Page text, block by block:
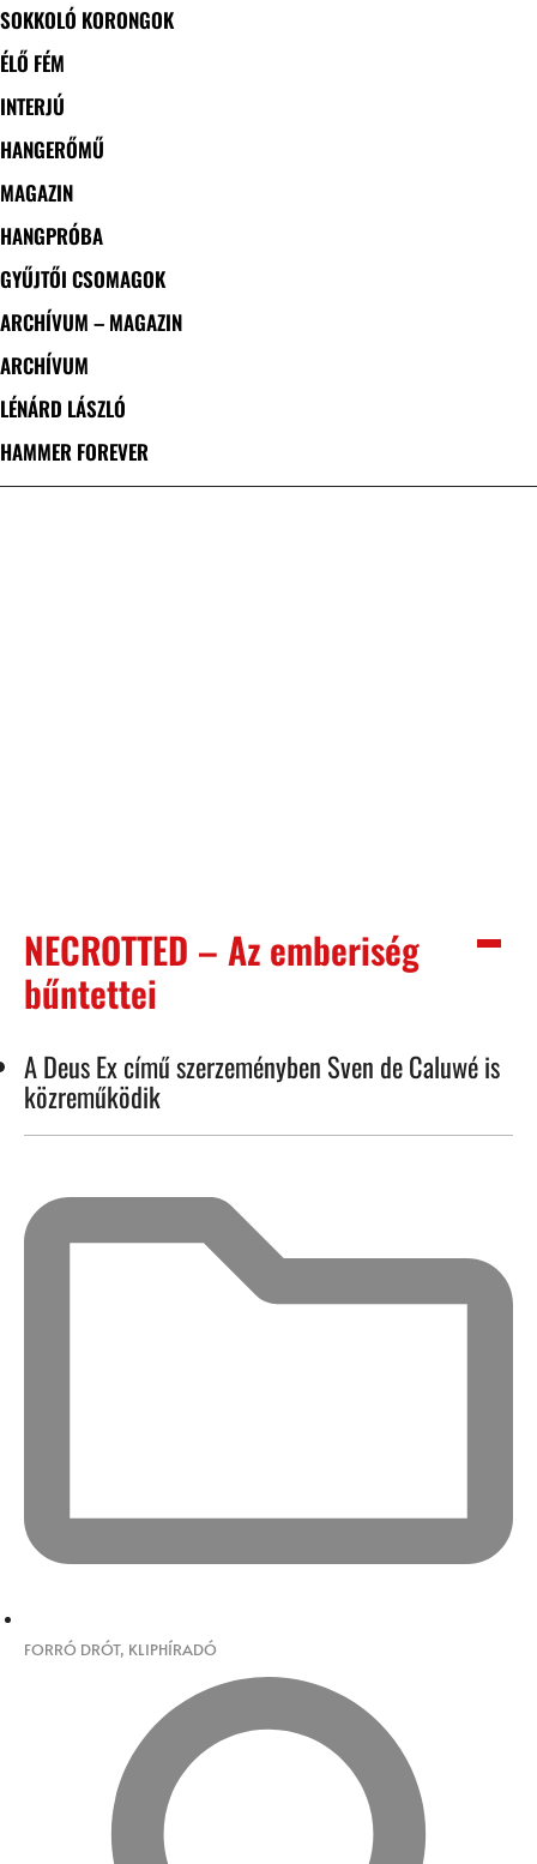
SOKKOLÓ KORONGOK
ÉLŐ FÉM
INTERJÚ
HANGERŐMŰ
MAGAZIN
HANGPRÓBA
GYŰJTŐI CSOMAGOK
ARCHÍVUM – MAGAZIN
ARCHÍVUM
LÉNÁRD LÁSZLÓ
HAMMER FOREVER
NECROTTED – Az emberiség
bűntettei
A Deus Ex című szerzeményben Sven de Caluwé is
közreműködik
FORRÓ DRÓT, KLIPHÍRADÓ